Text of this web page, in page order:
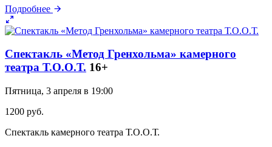
Подробнее
Спектакль «Метод Гренхольма» камерного
театра Т.О.О.Т. 16+
Пятница, 3 апреля в 19:00
1200 руб.
Спектакль камерного театра Т.О.О.Т.